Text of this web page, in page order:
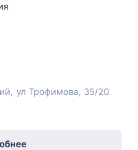
ул Трофимова , 35/20